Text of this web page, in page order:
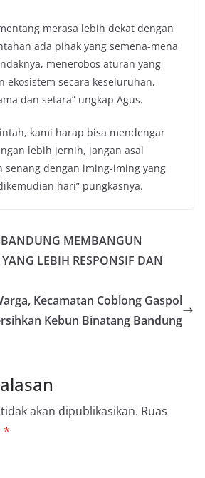
merasa lebih dekat dengan
ada pihak yang semena-mena
menerobos aturan yang
ekosistem secara keseluruhan,
dan setara” ungkap Agus.
kami harap bisa mendengar
lebih jernih, jangan asal
senang dengan iming-iming yang
hari” pungkasnya.
MEMBANGUN
LEBIH RESPONSIF DAN
Kecamatan Coblong Gaspol
Kebun Binatang Bandung
akan dipublikasikan. Ruas
*